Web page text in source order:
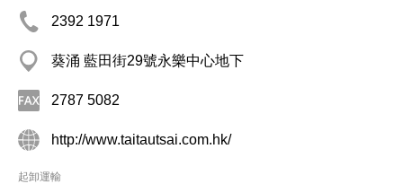
2392 1971
葵涌 藍田街29號永樂中心地下
2787 5082
http://www.taitautsai.com.hk/
起卸運輸